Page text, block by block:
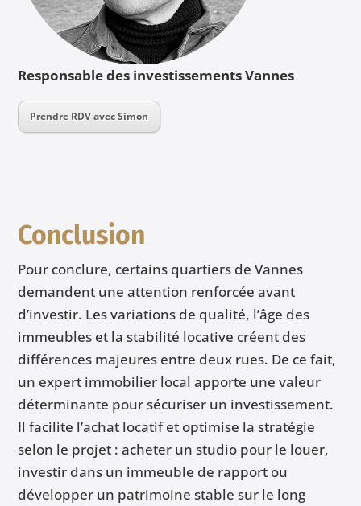
Responsable des investissements Vannes
Prendre RDV avec Simon
Conclusion
Pour conclure, certains quartiers de Vannes
demandent une attention renforcée avant
d’investir. Les variations de qualité, l’âge des
immeubles et la stabilité locative créent des
différences majeures entre deux rues. De ce fait,
un expert immobilier local apporte une valeur
déterminante pour sécuriser un investissement.
Il facilite l’achat locatif et optimise la stratégie
selon le projet : acheter un studio pour le louer,
investir dans un immeuble de rapport ou
développer un patrimoine stable sur le long